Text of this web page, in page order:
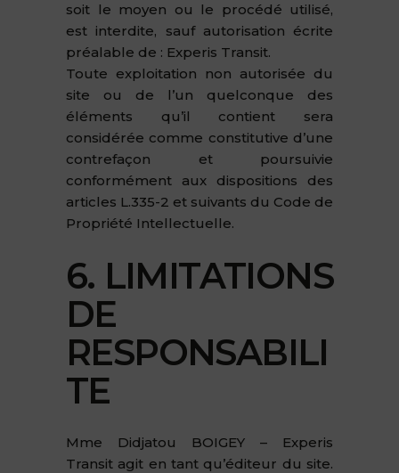
soit le moyen ou le procédé utilisé,
est interdite, sauf autorisation écrite
préalable de : Experis Transit.
Toute exploitation non autorisée du
site ou de l’un quelconque des
éléments qu’il contient sera
considérée comme constitutive d’une
contrefaçon et poursuivie
conformément aux dispositions des
articles L.335-2 et suivants du Code de
Propriété Intellectuelle.
6. LIMITATIONS
DE
RESPONSABILI
TE
Mme Didjatou BOIGEY – Experis
Transit agit en tant qu’éditeur du site.